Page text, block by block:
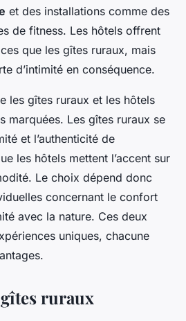
et des installations comme des
de fitness. Les hôtels offrent
que les gîtes ruraux, mais
d’intimité en conséquence.
les gîtes ruraux et les hôtels
marquées. Les gîtes ruraux se
et l’authenticité de
les hôtels mettent l’accent sur
Le choix dépend donc
concernant le confort
avec la nature. Ces deux
uniques, chacune
gîtes ruraux